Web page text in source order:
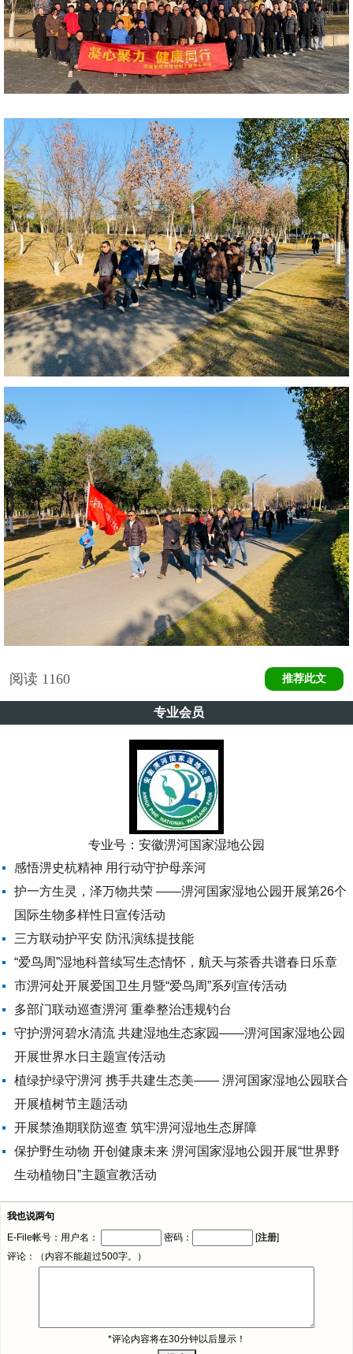
阅读 1160 推荐此文
专业会员
专业号： 安徽淠河国家湿地公园
感悟淠史杭精神 用行动守护母亲河
护一方生灵，泽万物共荣 ——淠河国家湿地公园开展第26个
国际生物多样性日宣传活动
三方联动护平安 防汛演练提技能
“爱鸟周”湿地科普续写生态情怀，航天与茶香共谱春日乐章
市淠河处开展爱国卫生月暨“爱鸟周”系列宣传活动
多部门联动巡查淠河 重拳整治违规钓台
守护淠河碧水清流 共建湿地生态家园——淠河国家湿地公园
开展世界水日主题宣传活动
植绿护绿守淠河 携手共建生态美—— 淠河国家湿地公园联合
开展植树节主题活动
开展禁渔期联防巡查 筑牢淠河湿地生态屏障
保护野生动物 开创健康未来 淠河国家湿地公园开展“世界野
生动植物日”主题宣教活动
我也说两句
E-File帐号：用户名：
密码： [注册]
评论：（内容不能超过500字。）
*评论内容将在30分钟以后显示！